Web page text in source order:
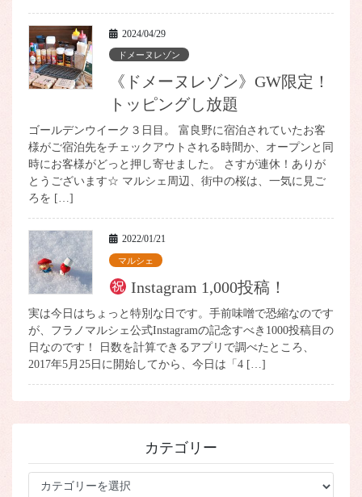
2024/04/29
ドメーヌレゾン
《ドメーヌレゾン》GW限定！
トッピングし放題
ゴールデンウイーク３日目。 富良野に宿泊されていたお客
様がご宿泊先をチェックアウトされる時間か、オープンと同
時にお客様がどっと押し寄せました。 さすが連休！ありが
とうございます☆ マルシェ周辺、街中の桜は、一気に見ご
ろを […]
2022/01/21
マルシェ
Instagram 1,000投稿！
実は今日はちょっと特別な日です。手前味噌で恐縮なのです
が、フラノマルシェ公式Instagramの記念すべき1000投稿目の
日なのです！ 日数を計算できるアプリで調べたところ、
2017年5月25日に開始してから、今日は「4 […]
カテゴリー